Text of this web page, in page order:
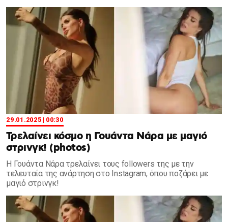
29.01.2025 | 00:30
Τρελαίνει κόσμο η Γουάντα Νάρα με μαγιό
στρινγκ! (photos)
Η Γουάντα Νάρα τρελαίνει τους followers της με την
τελευταία της ανάρτηση στο Instagram, όπου ποζάρει με
μαγιό στρινγκ!